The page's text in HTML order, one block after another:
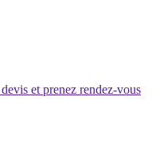
et prenez rendez-vous